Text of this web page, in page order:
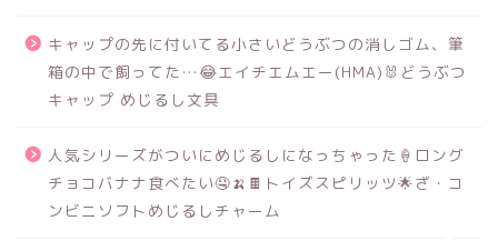
キャップの先に付いてる小さいどうぶつの消しゴム、筆
箱の中で飼ってた…😂エイチエムエー(HMA)🐰どうぶつ
キャップ めじるし文具
人気シリーズがついにめじるしになっちゃった🍦ロング
チョコバナナ食べたい🤤🍌🍫トイズスピリッツ🌟ざ・コ
ンビニソフトめじるしチャーム
食品サンプル